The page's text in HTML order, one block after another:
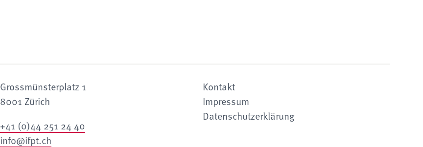
Grossmünsterplatz 1
8001 Zürich
+41 (0)44 251 24 40
info@ifpt.ch
Kontakt
Impressum
Datenschutzerklärung